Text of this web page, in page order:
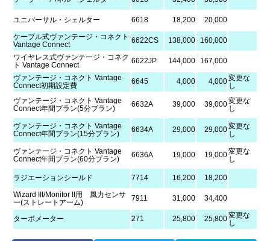
ユニバーサル・シェルター 6618 18,200
20,000
ケーブル式ヴァンテージ・コネクト
Vantage Connect
6622CS 138,000
160,000
ワイヤレス式ヴァンテージ・コネク
ト Vantage Connect
6622JP 144,000
167,000
ヴァンテージ・コネクト Vantage
Connect初期設定費
6645 4,000 4,000変更な
し
ヴァンテージ・コネクト Vantage
Connect年間プラン(5分プラン)
6632A 39,000 39,000変更な
し
ヴァンテージ・コネクト Vantage
Connect年間プラン(15分プラン)
6634A 29,000 29,000変更な
し
ヴァンテージ・コネクト Vantage
Connect年間プラン(60分プラン)
6636A 19,000 19,000変更な
し
ラジエーションシールド 7714 16,200
18,200
Wizard III/Monitor II用 風力センサ
ー(ストレートアーム)
7911 31,000 34,400
ターボメーター 271 25,800 25,800変更な
し